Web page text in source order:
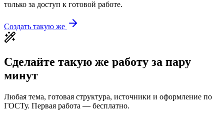
только за доступ к готовой работе.
Создать такую же
Сделайте такую же работу за пару
минут
Любая тема, готовая структура, источники и оформление по
ГОСТу. Первая работа — бесплатно.